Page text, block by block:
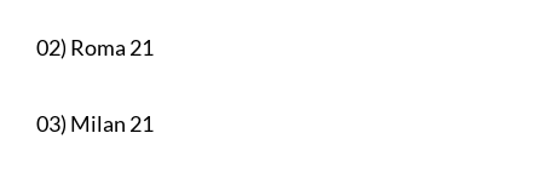
02) Roma 21
03) Milan 21